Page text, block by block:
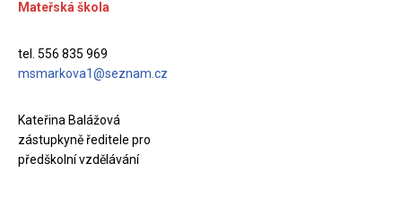
Mateřská škola
tel. 556 835 969
msmarkova1@seznam.cz
Kateřina Balážová
zástupkyně ředitele pro
předškolní vzdělávání